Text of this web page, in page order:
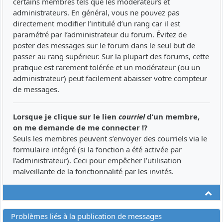
administrateurs. En général, vous ne pouvez pas
directement modifier l’intitulé d’un rang car il est
paramétré par l’administrateur du forum. Évitez de
poster des messages sur le forum dans le seul but de
passer au rang supérieur. Sur la plupart des forums, cette
pratique est rarement tolérée et un modérateur (ou un
administrateur) peut facilement abaisser votre compteur
de messages.
Lorsque je clique sur le lien courrield’un membre,
on me demande de me connecter !?
Seuls les membres peuvent s’envoyer des courriels via le
formulaire intégré (si la fonction a été activée par
l’administrateur). Ceci pour empêcher l’utilisation
malveillante de la fonctionnalité par les invités.
Problèmes liés à la publication de messages